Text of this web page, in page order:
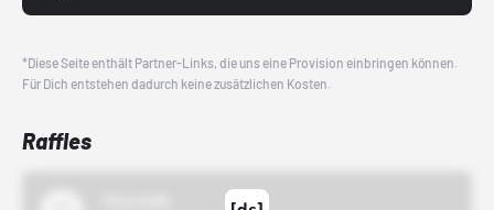
*Diese Seite enthält Partner-Links, die uns eine Provision einbringen können.
Für Dich entstehen dadurch keine zusätzlichen Kosten.
Raffles